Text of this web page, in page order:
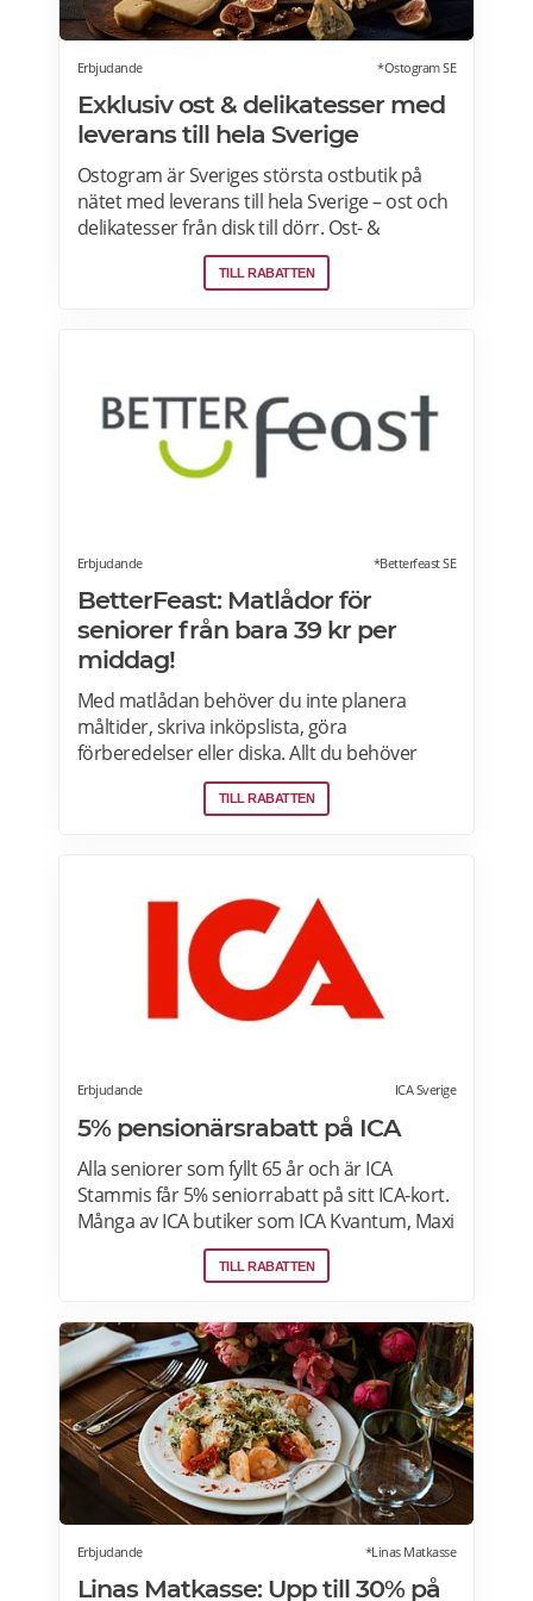
Erbjudande *Ostogram SE
Exklusiv ost & delikatesser med
leverans till hela Sverige
Ostogram är Sveriges största ostbutik på
nätet med leverans till hela Sverige – ost och
delikatesser från disk till dörr. Ost- &
charkprodukter. Färdiga presentlådor.
Ostbrickor. Ostogram skickar alla paket med
TILL RABATTEN
Erbjudande *Betterfeast SE
BetterFeast: Matlådor för
seniorer från bara 39 kr per
middag!
Med matlådan behöver du inte planera
måltider, skriva inköpslista, göra
förberedelser eller diska. Allt du behöver
göra är att värma maten och så är det
färdigt för servering! Betterfeast handlar,
Vikingagryta, Pasta med kyckling och Tarte
flambée med crème fraiche, bacon och lök.
Läs mer om rabatter på din första matlåda
hos Betterfeast här.
TILL RABATTEN
Erbjudande ICA Sverige
5% pensionärsrabatt på ICA
Alla seniorer som fyllt 65 år och är ICA
Stammis får 5% seniorrabatt på sitt ICA-kort.
Många av ICA butiker som ICA Kvantum, Maxi
Stormarknad eller ICA Supermarket erbjuder
pensionärsrabatt. Läs mer om vilken ICA-
stad. Gäller vissa dagar i veckan både i butik
och online. Välj din favoritbutik för att se
aktuella erbjudanden. Läs mer om
pensionärsrabatter på ICA här.
TILL RABATTEN
Erbjudande *Linas Matkasse
Linas Matkasse: Upp till 30% på